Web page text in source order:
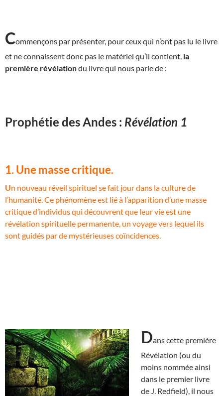
Commençons par présenter, pour ceux qui n’ont pas lu le livre
et ne connaissent donc pas le matériel qu’il contient, la
première révélationdu livre qui nous parle de :
Prophétie des Andes : Révélation 1
1. Une masse critique.
Un nouveau réveil spirituel se fait jour dans la culture de
l’humanité. Ce phénomène est lié à l’apparition d’une masse
critique d’individus qui découvrent que leur vie est une
révélation spirituelle permanente, un voyage vers lequel ils
sont guidés par de mystérieuses coïncidences.
Dans cette première
Révélation (ou du
moins nommée ainsi
dans le premier livre
de J. Redfield), il nous